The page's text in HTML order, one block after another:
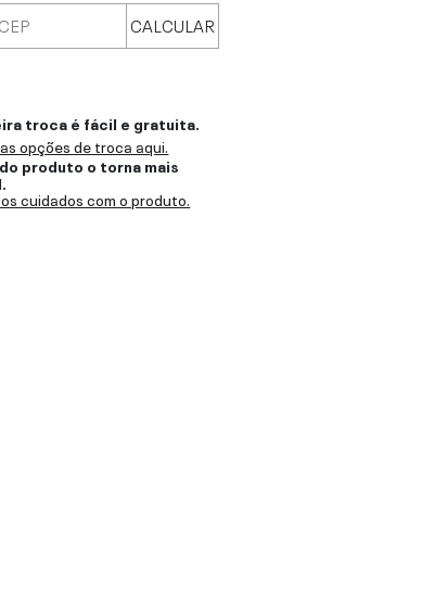
CALCULAR
troca é fácil e gratuita.
opções de troca aqui.
produto o torna mais
cuidados com o produto.